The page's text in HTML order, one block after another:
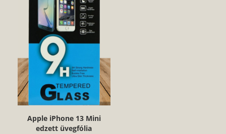
Apple iPhone 13 Mini
edzett üvegfólia